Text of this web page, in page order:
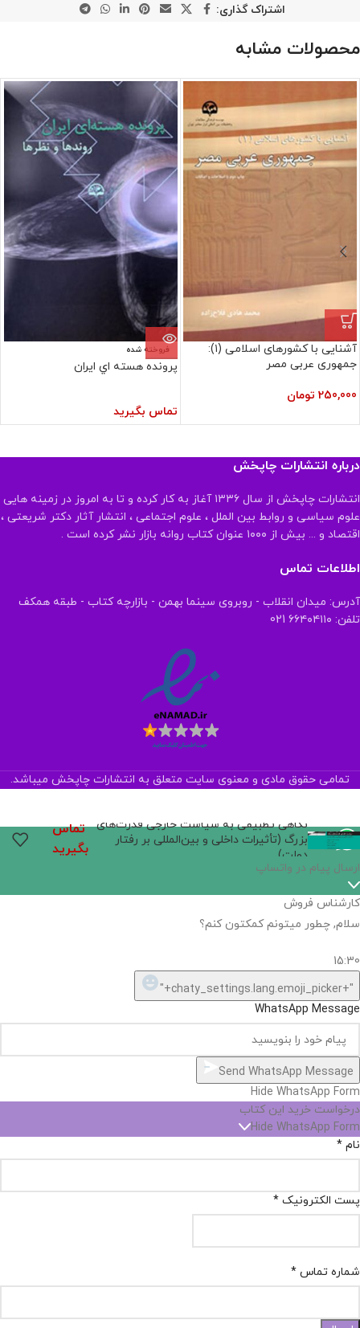
اشتراک گذاری:
محصولات مشابه
آشنایی با کشورهای اسلامی (۱):
جمهوری عربی مصر
250,000 تومان
فروخته شده
پرونده‏ هسته‏ اي‏ ايران‏
تماس بگیرید
درباره انتشارات چاپخش
انتشارات چاپخش از سال ۱۳۳۶ آغاز به کار کرده و تا به امروز در زمینه هایی
علوم سیاسی و روابط بین الملل ، علوم اجتماعی ، انتشار آثار دکتر شریعتی ،
اقتصاد و ... بیش از ۱۰۰۰ عنوان کتاب روانه بازار نشر کرده است .
اطلاعات تماس
آدرس: میدان انقلاب - روبروی سینما بهمن - بازارچه کتاب - طبقه همکف
تلفن: ۶۶۴۰۴۱۱۰ 021
تمامی حقوق مادی و معنوی سایت متعلق به انتشارات چاپخش میباشد.
نگاهی تطبیقی به سیاست خارجی قدرت‌های
بزرگ (تأثیرات داخلی و بین‌المللی بر رفتار
دولت)
تماس
بگیرید
ارسال پیام در واتساپ
کارشناس فروش
سلام, چطور میتونم کمکتون کنم؟
15:30
"+chaty_settings.lang.emoji_picker+"
WhatsApp Message
Send WhatsApp Message
Hide WhatsApp Form
درخواست خرید این کتاب
Hide WhatsApp Form
نام *
پست الکترونیک *
شماره تماس *